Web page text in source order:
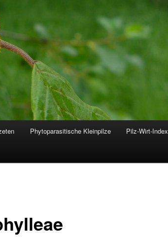
Phytoparasitische Kleinpilze Pilz-Wirt-Index